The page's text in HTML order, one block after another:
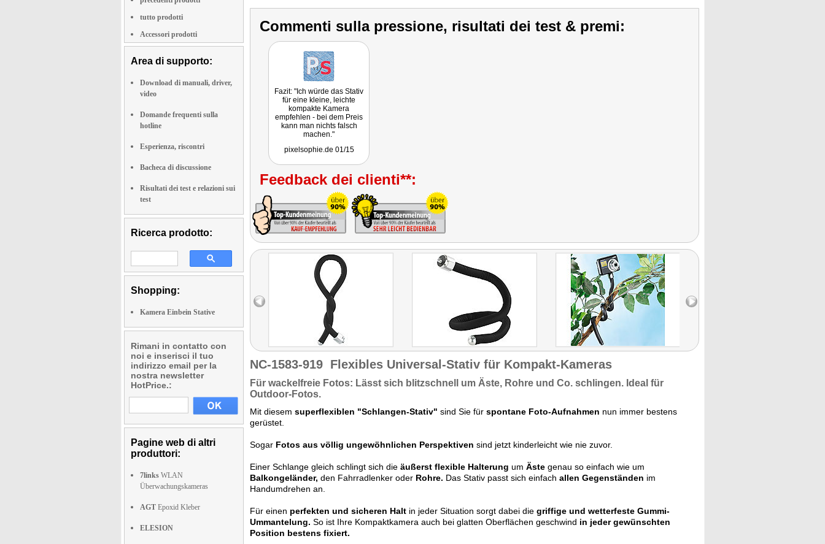
tutto prodotti
Accessori prodotti
Area di supporto:
Download di manuali, driver,
video
Domande frequenti sulla
hotline
Esperienza, riscontri
Bacheca di discussione
Risultati dei test e relazioni sui
test
Ricerca prodotto:
Shopping:
Kamera Einbein Stative
Rimani in contatto con
noi e inserisci il tuo
indirizzo email per la
nostra newsletter
HotPrice.:
Pagine web di altri
produttori:
7links WLAN
Überwachungskameras
AGT Epoxid Kleber
ELESION
Commenti sulla pressione, risultati dei test & premi:
Fazit: "Ich würde das Stativ
für eine kleine, leichte
kompakte Kamera
empfehlen - bei dem Preis
kann man nichts falsch
machen."
pixelsophie.de 01/15
Feedback dei clienti**:
NC-1583-919 Flexibles Universal-Stativ für Kompakt-Kameras
Für wackelfreie Fotos: Lässt sich blitzschnell
um Äste, Rohre und Co. schlingen. Ideal für
Outdoor-Fotos.
Mit diesem superflexiblen "Schlangen-Stativ" sind Sie für spontane Foto-Aufnahmen nun immer bestens
gerüstet.
Sogar Fotos aus völlig ungewöhnlichen Perspektiven sind jetzt kinderleicht wie nie zuvor.
Einer Schlange gleich schlingt sich die äußerst flexible Halterung um Äste genau so einfach wie um
Balkongeländer, den Fahrradlenker oder Rohre. Das Stativ passt sich einfach allen Gegenständen im
Handumdrehen an.
Für einen perfekten und sicheren Halt in jeder Situation sorgt dabei die griffige und wetterfeste Gummi-
Ummantelung. So ist Ihre Kompaktkamera auch bei glatten Oberflächen geschwind in jeder gewünschten
Position bestens fixiert.